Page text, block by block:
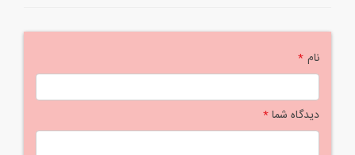
نام*
دیدگاه شما*